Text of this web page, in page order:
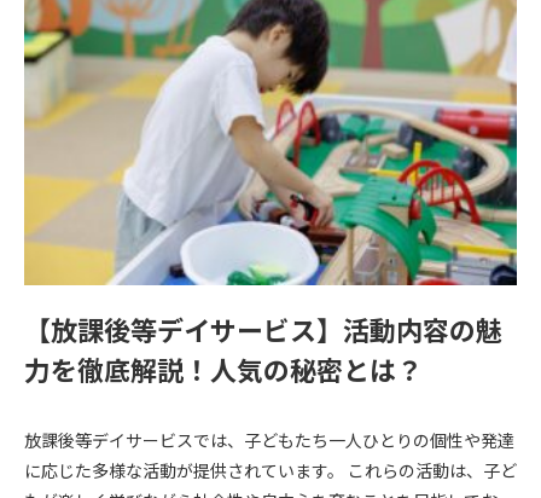
【放課後等デイサービス】活動内容の魅
力を徹底解説！人気の秘密とは？
放課後等デイサービスでは、子どもたち一人ひとりの個性や発達
に応じた多様な活動が提供されています。 これらの活動は、子ど